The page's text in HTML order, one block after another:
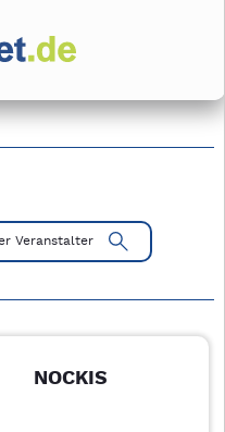
Mit Pfeiltasten
Veranstalter
NOCKIS